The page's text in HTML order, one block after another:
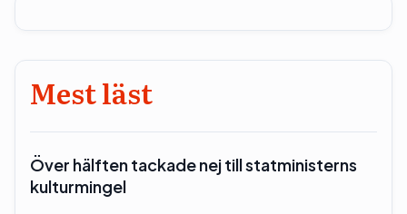
Mest läst
Över hälften tackade nej till statministerns
kulturmingel